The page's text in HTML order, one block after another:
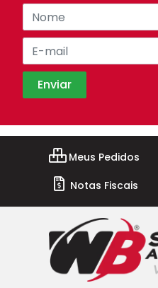
Meus Pedidos
Notas Fiscais